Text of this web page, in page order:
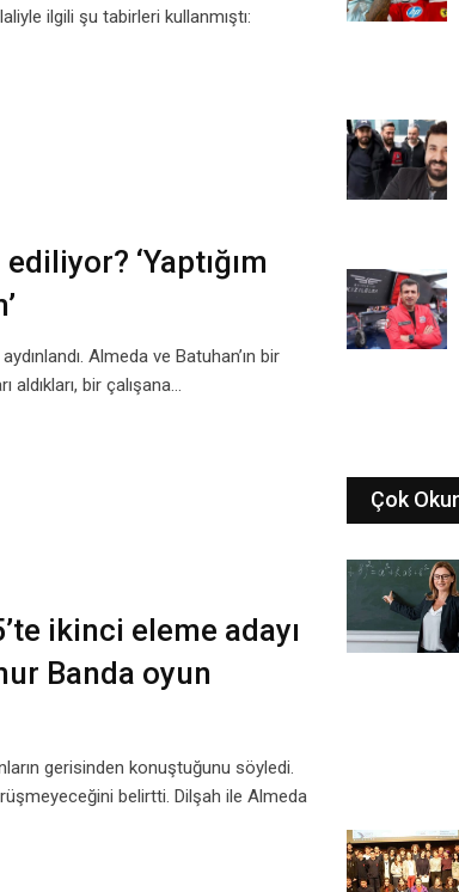
ilgili şu tabirleri kullanmıştı:
‘Yaptığım
Almeda ve Batuhan’ın bir
bir çalışana…
ikinci eleme adayı
Banda oyun
gerisinden konuştuğunu söyledi.
belirtti. Dilşah ile Almeda
Çok